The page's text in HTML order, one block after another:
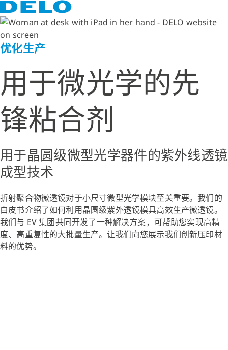
优化生产
用于微光学的先
锋粘合剂
用于晶圆级微型光学器件的紫外线透镜
成型技术
折射聚合物微透镜对于小尺寸微型光学模块至关重要。我们的
白皮书介绍了如何利用晶圆级紫外透镜模具高效生产微透镜。
我们与 EV 集团共同开发了一种解决方案，可帮助您实现高精
度、高重复性的大批量生产。让我们向您展示我们创新压印材
料的优势。